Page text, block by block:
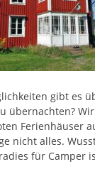
gibt es
übernachten?
Ferienhäuser
nicht alles.
für Camper